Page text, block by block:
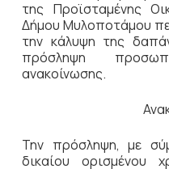
της Προϊσταμένης
Δήμου Μυλοποτάμου
την κάλυψη της
πρόσληψη
ανακοίνωσης.
Την πρόσληψη, με
δικαίου ορισμένου